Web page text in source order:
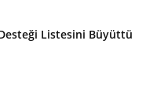
Listesini Büyüttü